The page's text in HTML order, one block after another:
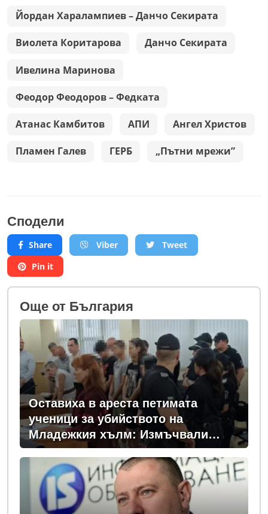
Йордан Харалампиев – Данчо Секирата
Виолета Коритарова Данчо Секирата
Ивелина Маринова
Феодор Феодоров – Федката
Атанас Камбитов АПИ Ангел Христов
Пламен Галев ГЕРБ „Пътни мрежи”
Сподели
Share Viber
Tweet
Pin it
Oще от България
Оставиха в ареста петимата
ученици за убийството на
Младежкия хълм: Измъчвали
Георги час, гаврили се с него и го
обрали